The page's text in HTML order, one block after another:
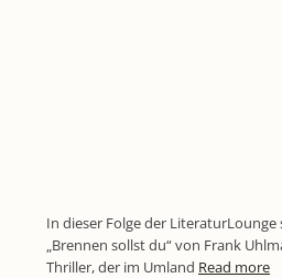
In dieser Folge der
„Brennen sollst du“ von Frank
Thriller, der im Umland Read more